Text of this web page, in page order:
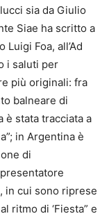
sia da Giulio
Siae ha scritto a
Foa, all’Ad
i saluti per
più originali: fra
balneare di
è stata tracciata a
in Argentina è
di
in cui sono riprese
ritmo di ‘Fiesta” e